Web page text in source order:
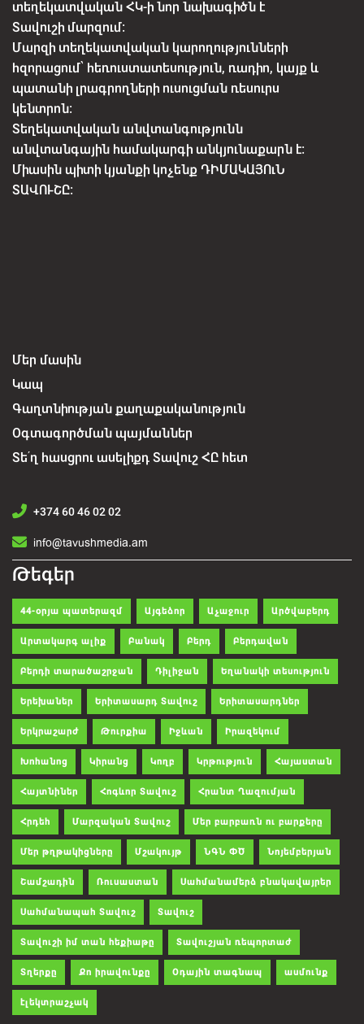
տեղեկատվական ՀԿ-ի նոր նախագիծն է
Տավուշի մարզում:
Մարզի տեղեկատվական կարողությունների
հզորացում՝ հեռուստատեսություն, ռադիո, կայք և
պատանի լրագրողների ուսուցման ռեսուրս
կենտրոն:
Տեղեկատվական անվտանգությունն
անվտանգային համակարգի անկյունաքարն է:
Միասին պիտի կյանքի կոչենք ԴԻՄԱԿԱՅՈւՆ
ՏԱՎՈՒՇԸ:
Մեր մասին
Կապ
Գաղտնիության քաղաքականություն
Օգտագործման պայմաններ
Տե՛ղ հասցրու ասելիքդ Տավուշ ՀԸ հետ
+374 60 46 02 02
info@tavushmedia.am
Թեգեր
44-օրյա պատերազմ Այգեձոր Աչաջուր Արծվաբերդ
Արտակարգ ալիք Բանակ Բերդ Բերդավան
Բերդի տարածաշրջան Դիլիջան Եղանակի տեսություն
Երեխաներ Երիտասարդ Տավուշ Երիտասարդներ
Երկրաշարժ Թուրքիա Իջևան Իրազեկում
Խոհանոց Կիրանց Կողբ Կրթություն Հայաստան
Հայտնիներ Հոգևոր Տավուշ Հրանտ Ղազումյան
Հրդեհ Մարզական Տավուշ Մեր բարբառն ու բարքերը
Մեր թղթակիցները Մշակույթ ՆԳՆ ՓԾ Նոյեմբերյան
Շամշադին Ռուսաստան Սահմանամերձ բնակավայրեր
Սահմանապահ Տավուշ Տավուշ
Տավուշի իմ տան հեքիաթը Տավուշյան ռեպորտաժ
Տղերքը Քո իրավունքը Օդային տագնապ ասմունք
էլեկտրաշչակ